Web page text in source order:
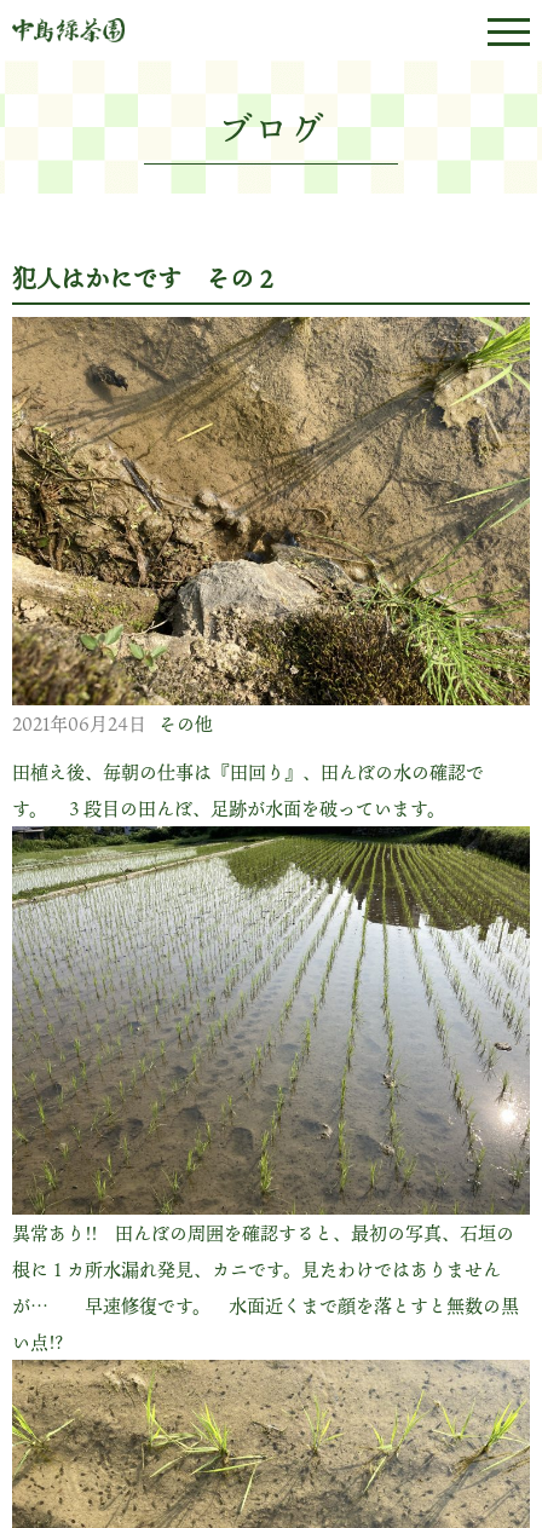
ブログ
犯人はかにです その２
2021年06月24日
その他
田植え後、毎朝の仕事は『田回り』、田んぼの水の確認で
す。 ３段目の田んぼ、足跡が水面を破っています。
異常あり!! 田んぼの周囲を確認すると、最初の写真、石垣の
根に１カ所水漏れ発見、カニです。見たわけではありません
が… 早速修復です。 水面近くまで顔を落とすと無数の黒
い点!?